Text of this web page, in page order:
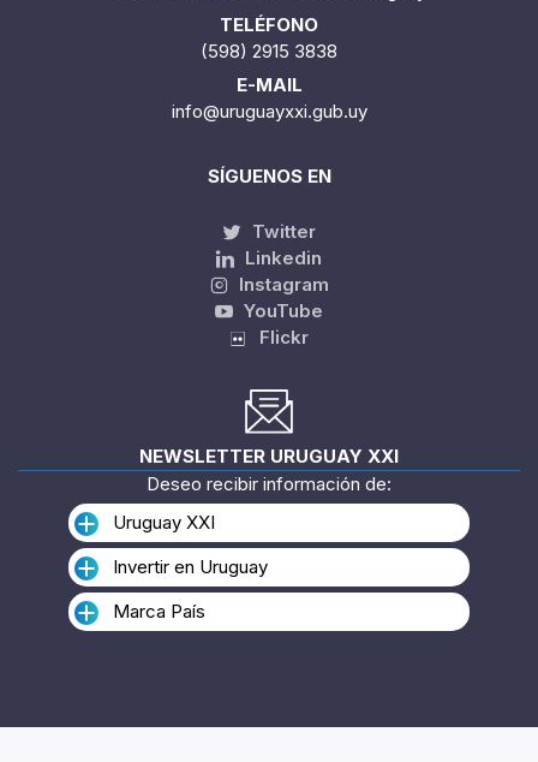
TELÉFONO
(598) 2915 3838
E-MAIL
info@uruguayxxi.gub.uy
SÍGUENOS EN
Twitter
Linkedin
Instagram
YouTube
Flickr
NEWSLETTER URUGUAY XXI
Deseo recibir información de:
Uruguay XXI
Invertir en Uruguay
Marca País